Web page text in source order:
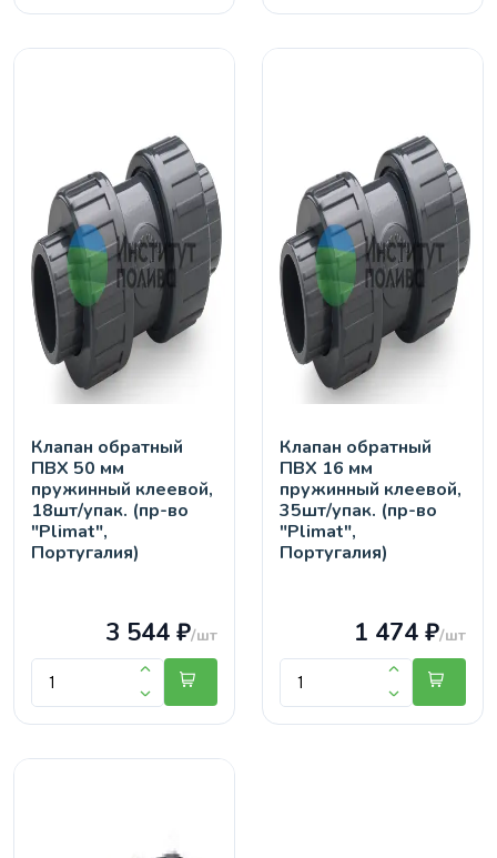
Клапан обратный
ПВХ 50 мм
пружинный клеевой,
18шт/упак. (пр-во
"Plimat",
Португалия)
3 544 ₽/шт
Клапан обратный
ПВХ 16 мм
пружинный клеевой,
35шт/упак. (пр-во
"Plimat",
Португалия)
1 474 ₽/шт